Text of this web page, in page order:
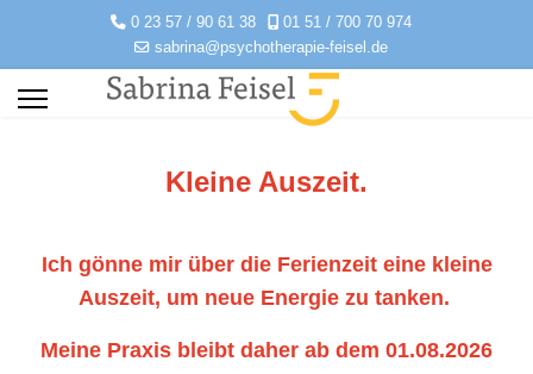
0 23 57 / 90 61 38
01 51 / 700 70 974
sabrina@psychotherapie-feisel.de
Kleine Auszeit.
Ich gönne mir über die Ferienzeit eine kleine
Auszeit, um neue Energie zu tanken.
Meine Praxis bleibt daher ab dem 01.08.2026